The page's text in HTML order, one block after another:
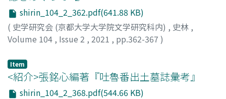
Journal 中国白話報published in Shanghai. After the
Revolution in 1911 辛亥革命, the popularity of A Record
of Ten Days in Yangzhou declined, but reemerged in the
late 1930s amidst the Sino-Japanese conflict. The
Days in Yangzhou reflects the conditions of each era.
shirin_104_2_362.pdf(641.88 KB)
( 史学研究会 (京都大学大学院文学研究科内) , 史林 ,
Volume 104 , Issue 2 , 2021 , pp.362-367 )
Item
<紹介>張銘心編著『吐魯番出土墓誌彙考』
shirin_104_2_368.pdf(544.66 KB)